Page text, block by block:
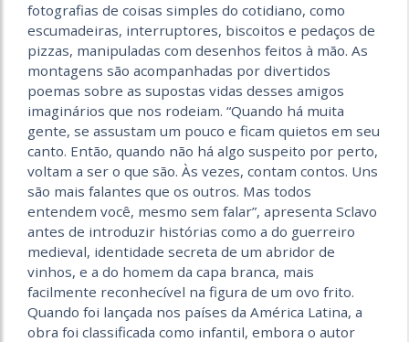
fotografias de coisas simples do cotidiano, como
escumadeiras, interruptores, biscoitos e pedaços de
pizzas, manipuladas com desenhos feitos à mão. As
montagens são acompanhadas por divertidos
poemas sobre as supostas vidas desses amigos
imaginários que nos rodeiam. “Quando há muita
gente, se assustam um pouco e ficam quietos em seu
canto. Então, quando não há algo suspeito por perto,
voltam a ser o que são. Às vezes, contam contos. Uns
são mais falantes que os outros. Mas todos
entendem você, mesmo sem falar”, apresenta Sclavo
antes de introduzir histórias como a do guerreiro
medieval, identidade secreta de um abridor de
vinhos, e a do homem da capa branca, mais
facilmente reconhecível na figura de um ovo frito.
Quando foi lançada nos países da América Latina, a
obra foi classificada como infantil, embora o autor